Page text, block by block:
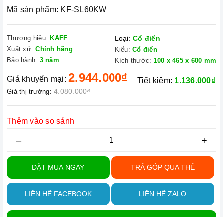
Mã sản phẩm: KF-SL60KW
Thương hiệu: KAFF
Xuất xứ: Chính hãng
Bảo hành: 3 năm
Loại: Cổ điển
Kiểu: Cổ điển
Kích thước: 100 x 465 x 600 mm
Giá khuyến mại: 2.944.000₫
Giá thị trường: 4.080.000₫
Tiết kiệm: 1.136.000₫
Thêm vào so sánh
– +
ĐẶT MUA NGAY TRẢ GÓP QUA THẺ
LIÊN HỆ FACEBOOK LIÊN HỆ ZALO